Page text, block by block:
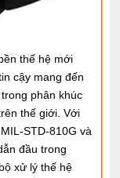
thế hệ mới
cậy mang đến
phân khúc
thế giới. Với
STD-810G và
đầu trong
xử lý thế hệ